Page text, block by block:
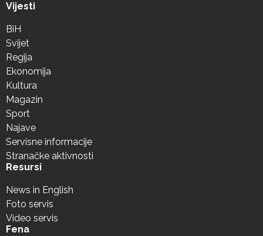
Vijesti
BiH
Svijet
Regija
Ekonomija
Kultura
Magazin
Sport
Najave
Servisne informacije
Stranačke aktivnosti
Resursi
News in English
Foto servis
Video servis
Fena